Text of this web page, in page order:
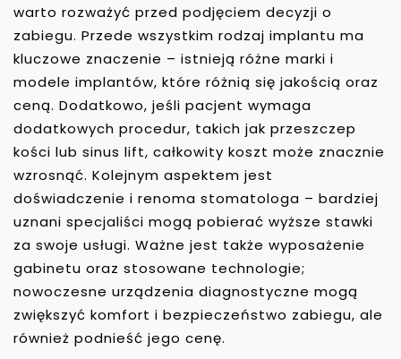
warto rozważyć przed podjęciem decyzji o
zabiegu. Przede wszystkim rodzaj implantu ma
kluczowe znaczenie – istnieją różne marki i
modele implantów, które różnią się jakością oraz
ceną. Dodatkowo, jeśli pacjent wymaga
dodatkowych procedur, takich jak przeszczep
kości lub sinus lift, całkowity koszt może znacznie
wzrosnąć. Kolejnym aspektem jest
doświadczenie i renoma stomatologa – bardziej
uznani specjaliści mogą pobierać wyższe stawki
za swoje usługi. Ważne jest także wyposażenie
gabinetu oraz stosowane technologie;
nowoczesne urządzenia diagnostyczne mogą
zwiększyć komfort i bezpieczeństwo zabiegu, ale
również podnieść jego cenę.